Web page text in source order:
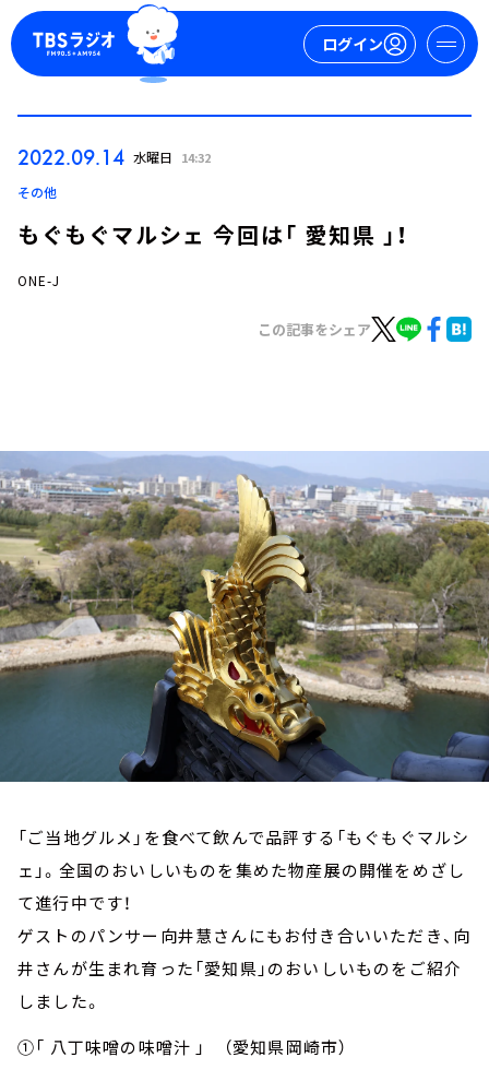
ログイン
トピックス
TBS Podcast
お知らせ
イベント・グッズ
YouTube
会社情報
2022.09.14 水曜日 14:32
その他
もぐもぐマルシェ 今回は「 愛知県 」！
ONE-J
この記事をシェア
「ご当地グルメ」を食べて飲んで品評する「もぐもぐマルシ
ェ」。全国のおいしいものを集めた物産展の開催をめざし
て進行中です！
ゲストのパンサー向井慧さんにもお付き合いいただき、向
井さんが生まれ育った「愛知県」のおいしいものをご紹介
しました。
①「 八丁味噌の味噌汁 」 （愛知県岡崎市）